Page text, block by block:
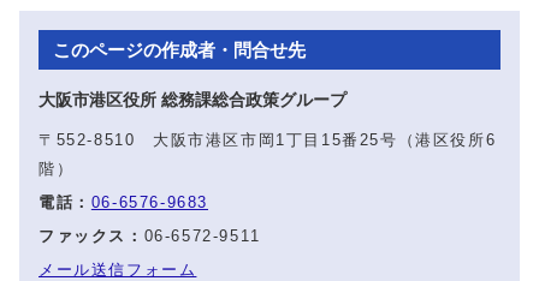
このページの作成者・問合せ先
大阪市港区役所 総務課総合政策グループ
〒552-8510 大阪市港区市岡1丁目15番25号（港区役所6
階）
電話： 06-6576-9683
ファックス： 06-6572-9511
メール送信フォーム